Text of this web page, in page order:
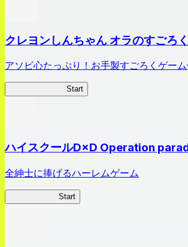
クレヨンしんちゃん オラのすごろ
アソビ心たっぷり！お手製すごろくゲー
Start
ハイスクールD×D Operation
全紳士に捧げるハーレムゲーム
Start